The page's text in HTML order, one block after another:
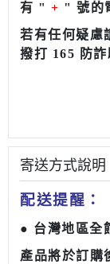
有 " + " 號的
若有任何疑慮
撥打 165 防詐
寄送方式說明
配送提醒：
● 台灣地區全
產品將於訂購